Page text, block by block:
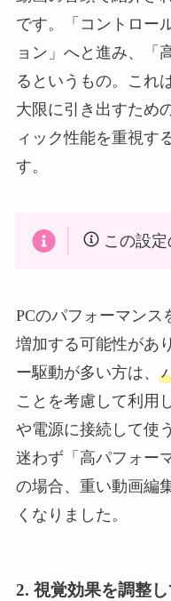
です。「コントロー
ョン」へと進み、「
るというもの。これ
大限に引き出すため
ィック性能を重視す
す。
この設
PCのパフォーマンス
増加する可能性があ
ー駆動が多い方は、
ことを考慮して利用
や電源に接続して使
迷わず「高パフォー
の場合、重い動画編
くなりました。
2. 視覚効果を調整